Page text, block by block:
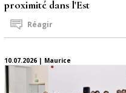
proximité dans l'Est
Réagir
10.07.2026 | Maurice